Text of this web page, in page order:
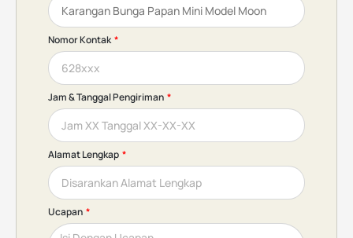
Nomor Kontak
Jam & Tanggal Pengiriman
Alamat Lengkap
Ucapan